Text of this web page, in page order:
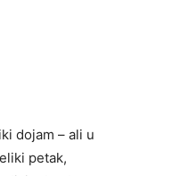
dojam – ali u
petak,